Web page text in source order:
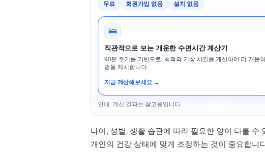
무료 회원가입 없음 설치 없음
🛌
직관적으로 보는 개운한 수면시간 계산기
90분 주기를 기반으로, 최적의 기상 시간을 계산하여 더 개운
법을 제시합니다.
지금 계산해보세요 →
안내: 계산 결과는 참고용입니다.
나이, 성별, 생활 습관에 따라 필요한 양이 다를 수
개인의 건강 상태에 맞게 조정하는 것이 중요합니